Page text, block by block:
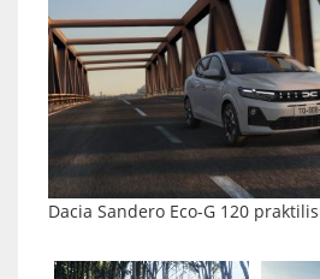
Dacia Sandero Eco-G 120